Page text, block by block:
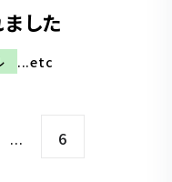
した
...etc
… 6